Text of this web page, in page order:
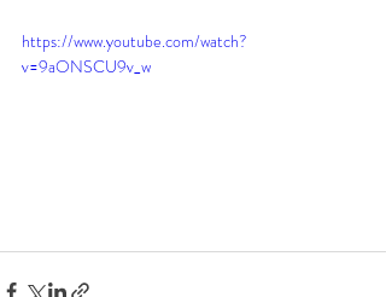
https://www.youtube.com/watch?
v=9aONSCU9v_w